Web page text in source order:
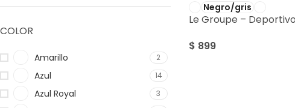
COLOR
Amarillo 2
Azul 14
Azul Royal 3
Negro/gris
Le Groupe –
$ 899